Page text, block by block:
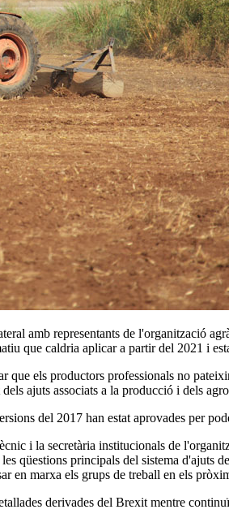
amb representants de l'organització
que caldria aplicar a partir del 2021 i
que els productors professionals no
ajuts associats a la producció i dels
del 2017 han estat aprovades per
i la secretària institucionals de
qüestions principals del sistema d'ajuts
en marxa els grups de treball en els
derivades del Brexit mentre